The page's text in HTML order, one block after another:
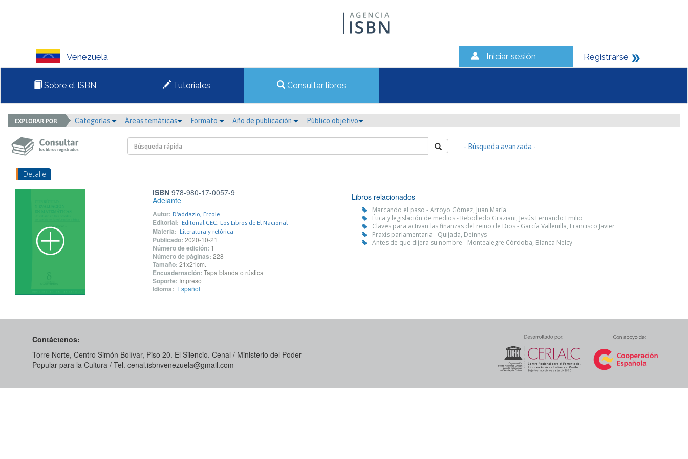
Venezuela Iniciar sesión Registrarse
Sobre el ISBN Tutoriales Consultar libros
Categorías Áreas temáticas Formato Año de publicación Público objetivo
- Búsqueda avanzada -
Detalle
ISBN978-980-17-0057-9
Adelante
Autor: D'addazio, Ercole
Editorial: Editorial CEC, Los Libros de El Nacional
Materia: Literatura y retórica
Publicado: 2020-10-21
Número de edición: 1
Número de páginas: 228
Tamaño: 21x21cm.
Encuadernación: Tapa blanda o rústica
Soporte: Impreso
Idioma: Español
Libros relacionados
Marcando el paso - Arroyo Gómez, Juan María
Ética y legislación de medios - Rebolledo Graziani, Jesús Fernando Emilio
Claves para activan las finanzas del reino de Dios - García Vallenilla, Francisco Javier
Praxis parlamentaria - Quijada, Deinnys
Antes de que dijera su nombre - Montealegre Córdoba, Blanca Nelcy
Contáctenos:
Torre Norte, Centro Simón Bolívar, Piso 20. El Silencio. Cenal / Ministerio del Poder
Popular para la Cultura / Tel. cenal.isbnvenezuela@gmail.com